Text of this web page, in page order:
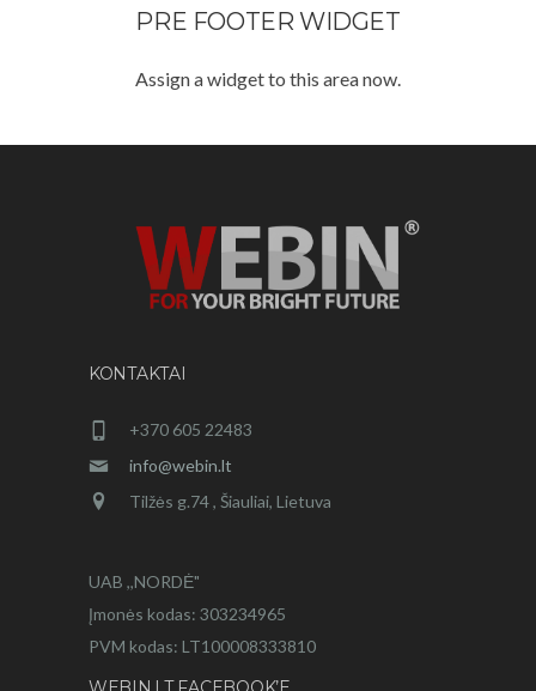
PRE FOOTER WIDGET
Assign a widget to this area now.
KONTAKTAI
+370 605 22483
info@webin.lt
Tilžės g.74 , Šiauliai, Lietuva
UAB ,,NORDĖ"
Įmonės kodas: 303234965
PVM kodas: LT100008333810